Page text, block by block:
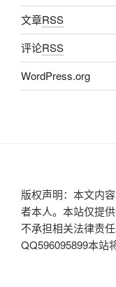
文章RSS
评论RSS
WordPress.org
版权声明：本文内
者本人。本站仅提
不承担相关法律责
QQ596095899本站